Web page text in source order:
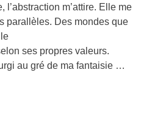
l’abstraction m’attire. Elle me
parallèles. Des mondes que
le
ses propres valeurs.
au gré de ma fantaisie …